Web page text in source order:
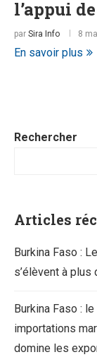
l’appui
par Sira Info 8
En savoir plus
Rechercher
Articles
Burkina Faso :
s’élèvent à plus
Burkina Faso :
importations
domine les